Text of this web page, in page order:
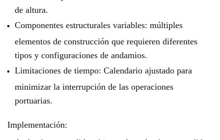
de altura.
Componentes estructurales variables: múltiples
elementos de construcción que requieren diferentes
tipos y configuraciones de andamios.
Limitaciones de tiempo: Calendario ajustado para
minimizar la interrupción de las operaciones
portuarias.
Implementación: